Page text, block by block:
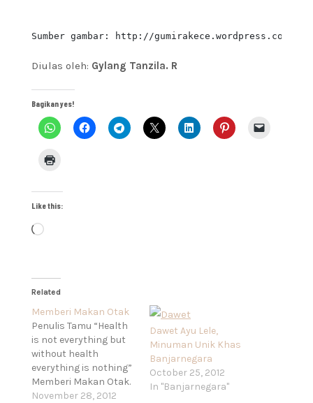
Sumber gambar: http://gumirakece.wordpress.com/
Diulas oleh: Gylang Tanzila. R
Bagikan yes!
Like this:
Loading…
Related
Memberi Makan Otak
Penulis Tamu “Health
is not everything but
without health
everything is nothing”
Memberi Makan Otak.
Otak mendapat
November 28, 2012
Dawet Ayu Lele,
Minuman Unik Khas
Banjarnegara
October 25, 2012
In "Banjarnegara"